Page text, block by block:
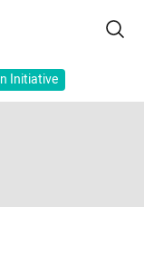
Initiative